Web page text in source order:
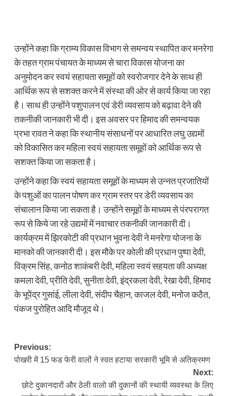
उन्होंने कहा कि ग्राम्य विकास विभाग से समन्वय स्थापित कर मनरेगा
के तहत ग्राम पंचायत के माध्यम से चारा विकास योजना का
अनुमोदन कर स्वयं सहायता समूहों को स्वरोजगार देने के साथ ही
आर्थिक रूप से सशक्त करने में संस्था की ओर से कार्य किया जा रहा
है। साथ ही उन्होंने पशुपालन एवं डेरी व्यवसाय को बढ़ावा देने की
तकनीकी जानकारी भी दी। इस अवसर पर हिमाद की समन्वयक
प्रभा रावत ने कहा कि स्थानीय संसाधनों पर आधारित लघु उद्यमों
को विकासित कर महिला स्वयं सहायता समूहों को आर्थिक रूप से
सशक्त किया जा सकता है।
उन्होंने कहा कि स्वयं सहायता समूहों के माध्यम से उन्नत प्रजातियों
के पशुओं का पालन पोषण कर ग्राम स्तर पर डेरी व्यवसाय का
संचालान किया जा सकता है। उन्होंने समूहों के माध्यम से पंरपरागत
रूप से किये जा रहे उद्यमों में नवाचार तकनीकी जानकारी दी।
कार्यक्रम में झिरकोटी की प्रधान भुवना देवी ने मनरेगा योजना के
मानको की जानकारी दी। इस मौके पर कोली की प्रधान पुष्पा देवी,
विक्रम सिंह, कनोठ शाकंबरी देवी, महिला स्वयं सहयता की अध्यक्ष
कमला देवी, प्रीति देवी, सुनीता देवी, इंद्रकला देवी, रेखा देवी, हिमाद
के भूपेंद्र गुसांई, लीला देवी, संदीप चैहान, काजल देवी, मनोज कठैत,
पंकज पुरोहित आदि मौजूद थे।
Post
navigation
Previous:
पोखरी में 15 फड फेरी वालों ने स्वत हटाया सरकारी भूमि से अतिक्रमण
Next:
छोटे दुकानदारों और ठेली वालो की दुकानों की स्थायी व्यवस्था के लिए